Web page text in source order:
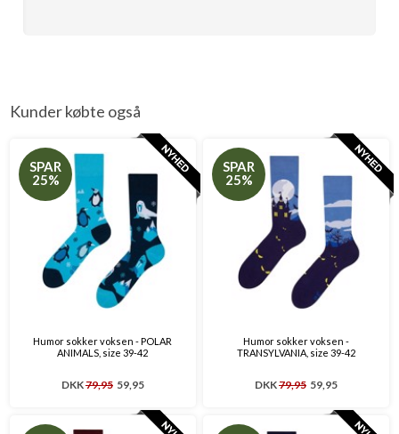
Kunder købte også
SPAR
25%
Humor sokker voksen - POLAR
ANIMALS, size 39-42
DKK79,95 59,95
SPAR
25%
Humor sokker voksen -
TRANSYLVANIA, size 39-42
DKK79,95 59,95